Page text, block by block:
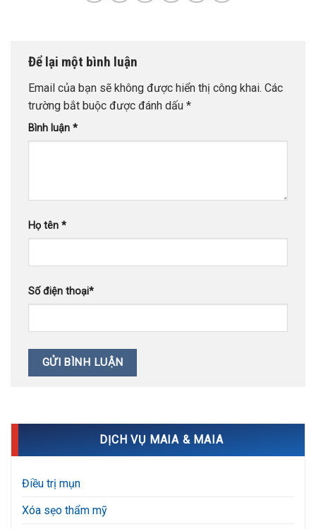
Để lại một bình luận
Email của bạn sẽ không được hiển thị công khai. Các
trường bắt buộc được đánh dấu *
Bình luận *
Họ tên *
Số điện thoại*
DỊCH VỤ MAIA & MAIA
Điều trị mụn
Xóa sẹo thẩm mỹ